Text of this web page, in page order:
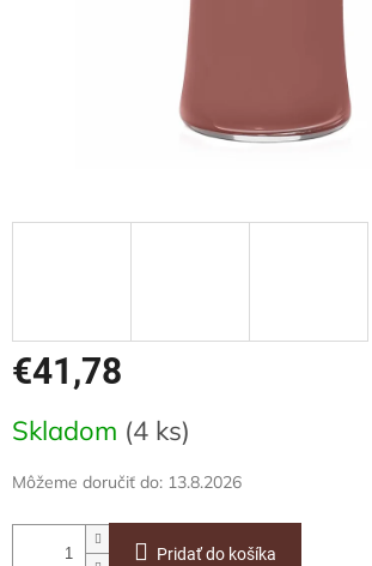
€41,78
cena:
Skladom (4 ks)
Môžeme doručiť do: 13.8.2026
Pridať do košíka